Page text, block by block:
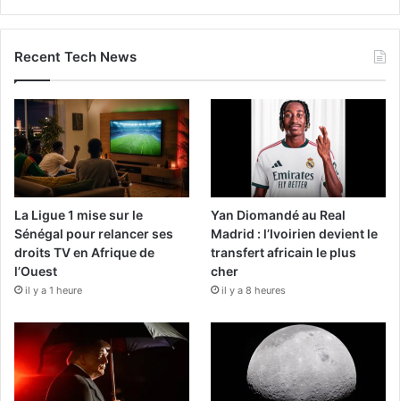
Recent Tech News
La Ligue 1 mise sur le
Sénégal pour relancer ses
droits TV en Afrique de
l’Ouest
il y a 1 heure
Yan Diomandé au Real
Madrid : l’Ivoirien devient le
transfert africain le plus
cher
il y a 8 heures